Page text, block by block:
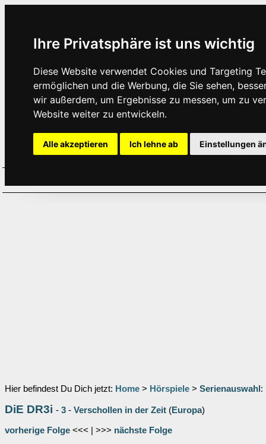
Ihre Privatsphäre ist uns wichtig
Diese Website verwendet Cookies und Targeting
ermöglichen und die Werbung, die Sie sehen,
wir außerdem, um Ergebnisse zu messen, um zu
Website weiter zu entwickeln.
Alle akzeptieren Ich lehne ab Einstellungen
Hier befindest Du Dich jetzt: Home > Hörspiele > Serienauswahl :
DiE DR3i - 3 - Verschollen in der Zeit (Europa)
vorherige Folge <<< | >>> nächste Folge